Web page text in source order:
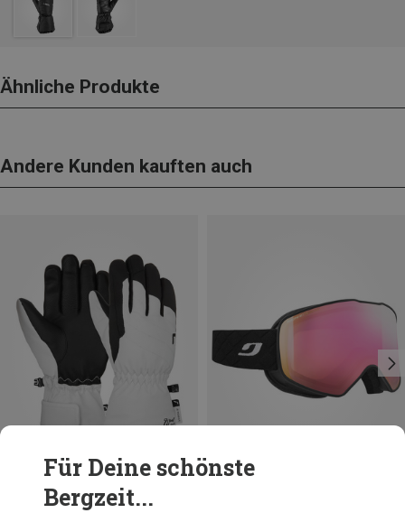
Ähnliche Produkte
Andere Kunden kauften auch
Du sparst 26%
Für Deine schönste
Bergzeit...